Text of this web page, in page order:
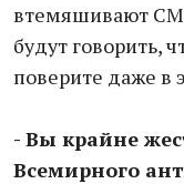
втемяшивают
будут говорить,
поверите даже в
- Вы крайне
Всемирного